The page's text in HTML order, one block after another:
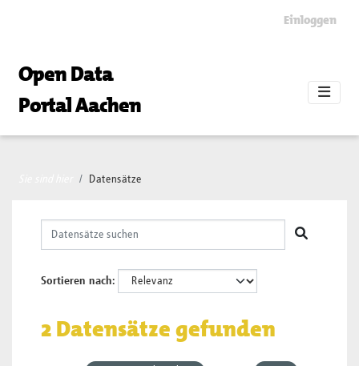
Einloggen
Open Data
Portal Aachen
Datensätze
Sortieren nach
2 Datensätze gefunden